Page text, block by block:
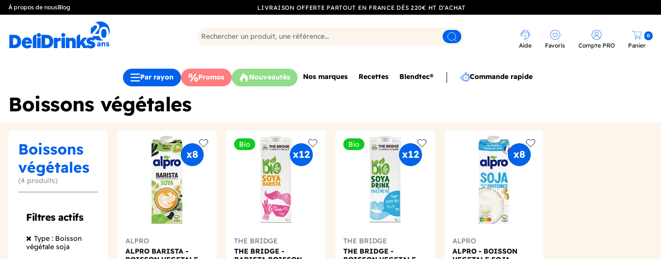
À propos de nousBlog LIVRAISON OFFERTE PARTOUT EN FRANCE DÈS 220€ HT D’ACHAT
Rechercher
Aide Favoris Compte PRO Panier
0
Par rayon Promos Nouveautés Nos marques Recettes Blendtec® Commande rapide
Boissons végétales
Boissons
végétales
(4 produits)
Filtres actifs
Type : Boisson
végétale soja
Add to wishlist
ALPRO
ALPRO BARISTA -
Bio
Add to wishlist
THE BRIDGE
THE BRIDGE -
Bio
Add to wishlist
THE BRIDGE
THE BRIDGE -
Add to wishlist
ALPRO
ALPRO - BOISSON